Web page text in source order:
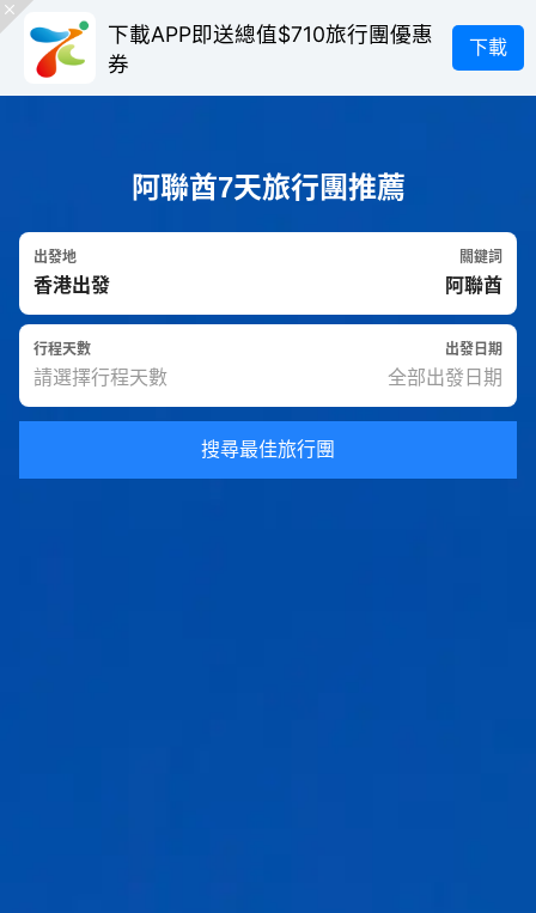
下載APP即送總值$710旅行團優惠
券
下載
阿聯酋7天旅行團推薦
出發地 關鍵詞
出發日期
行程天數
搜尋最佳旅行團